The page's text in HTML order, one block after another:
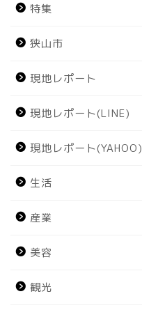
特集
狭山市
現地レポート
現地レポート(LINE)
現地レポート(YAHOO)
生活
産業
美容
観光